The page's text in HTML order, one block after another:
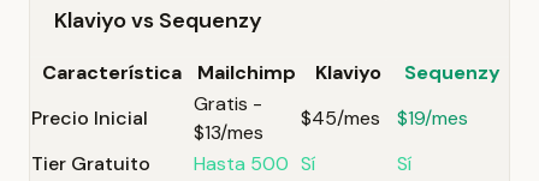
Klaviyo vs Sequenzy
Característica Mailchimp Klaviyo
Sequenzy
Precio Inicial
Gratis -
$13/mes
$45/mes
$19/mes
Tier Gratuito
Hasta 500 Sí
Sí